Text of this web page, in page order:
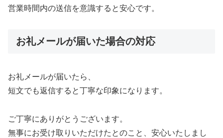
営業時間内の送信を意識すると安心です。
お礼メールが届いた場合の対応
お礼メールが届いたら、
短文でも返信すると丁寧な印象になります。
ご丁寧にありがとうございます。
無事にお受け取りいただけたとのこと、安心いたしまし